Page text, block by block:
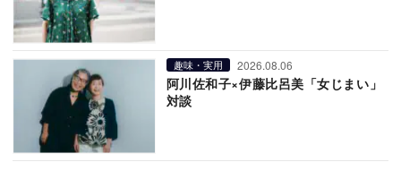
趣味・実用 2026.08.06
阿川佐和子×伊藤比呂美「女じまい」
対談